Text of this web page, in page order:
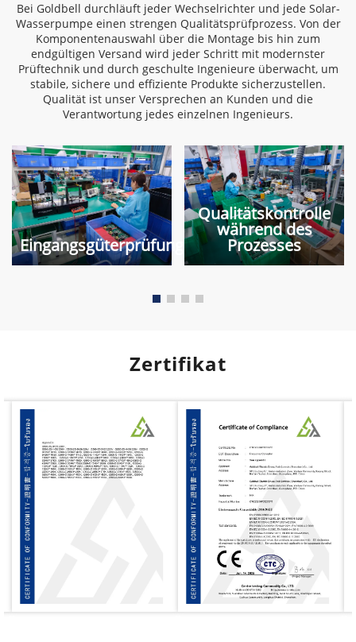
Bei Goldbell durchläuft jeder Wechselrichter und jede Solar-
Wasserpumpe einen strengen Qualitätsprüfprozess. Von der
Komponentenauswahl über die Montage bis hin zum
endgültigen Versand wird jeder Schritt mit modernster
Prüftechnik und durch geschulte Ingenieure überwacht, um
stabile, sichere und effiziente Produkte sicherzustellen.
Qualität ist unser Versprechen an Kunden und die
Verantwortung jedes einzelnen Ingenieurs.
Eingangsgüterprüfung
Qualitätskontrolle
während des
Prozesses
Zertifikat